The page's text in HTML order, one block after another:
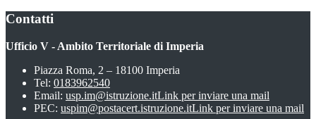
Contatti
Ufficio V - Ambito Territoriale di Imperia
Piazza Roma, 2 – 18100 Imperia
Tel: 0183962540
Email: usp.im@istruzione.itLink per inviare una mail
PEC: uspim@postacert.istruzione.itLink per inviare una mail